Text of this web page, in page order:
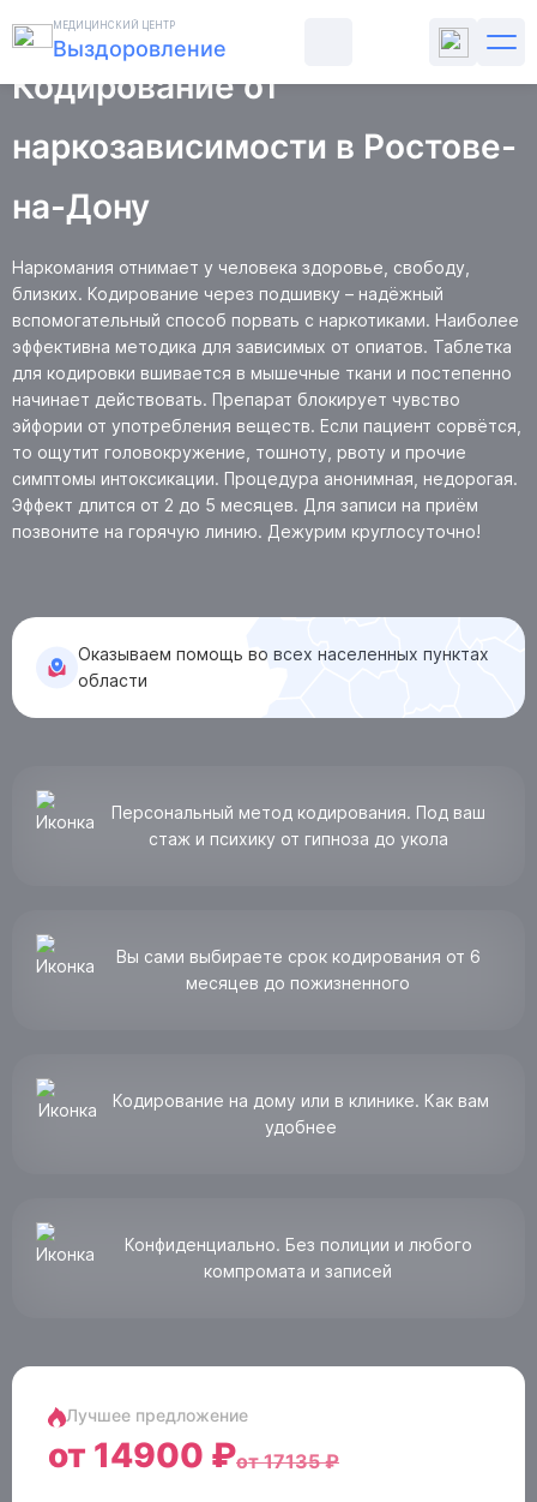
МЕДИЦИНСКИЙ ЦЕНТР
Выздоровление
ЛЕЧЕНИЕ НАРКОМАНИИ
ПСИХИАТРИЯ
РЕАБИЛИТАЦИЯ
ЦЕНЫ
О КЛИНИКЕ
СТАТЬИ
Ростов-на-Дону, ул. Мадояна, д. 77
Лицензия № Л041-01181-16/00340737 от 19.02.2020
Главная Лечение наркомании Кодирование от наркомании
Кодирование от
наркозависимости в Ростове-
на-Дону
Наркомания отнимает у человека здоровье, свободу,
близких. Кодирование через подшивку – надёжный
вспомогательный способ порвать с наркотиками. Наиболее
эффективна методика для зависимых от опиатов. Таблетка
для кодировки вшивается в мышечные ткани и постепенно
начинает действовать. Препарат блокирует чувство
эйфории от употребления веществ. Если пациент сорвётся,
то ощутит головокружение, тошноту, рвоту и прочие
симптомы интоксикации. Процедура анонимная, недорогая.
Эффект длится от 2 до 5 месяцев. Для записи на приём
позвоните на горячую линию. Дежурим круглосуточно!
от 14900 ₽от 17135 ₽
Лучшее предложение
Оказываем помощь во всех населенных пунктах
области
Персональный метод кодирования. Под ваш
стаж и психику от гипноза до укола
Вы сами выбираете срок кодирования от 6
месяцев до пожизненного
Кодирование на дому или в клинике. Как вам
удобнее
Конфиденциально. Без полиции и любого
компромата и записей